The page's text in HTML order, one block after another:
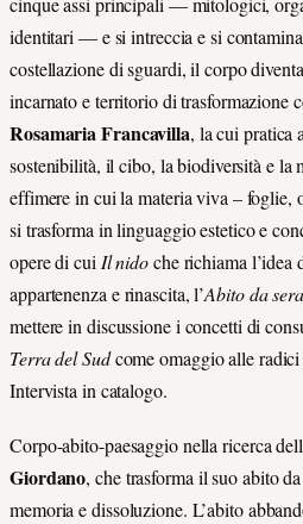
identitari — e si intreccia e si
costellazione di sguardi, il corpo
incarnato e territorio di trasformazione
Rosamaria Francavilla, la cui pratica
sostenibilità, il cibo, la biodiversità e la
effimere in cui la materia viva – foglie,
si trasforma in linguaggio estetico e
opere di cuiIl nidoche richiama l’idea
appartenenza e rinascita, l’Abito da sera
mettere in discussione i concetti di
Terradel Sudcome omaggio alle
Intervista in catalogo.
Corpo-abito-paesaggio nella ricerca
Giordano, che trasforma il suo abito
memoria e dissoluzione. L’abito